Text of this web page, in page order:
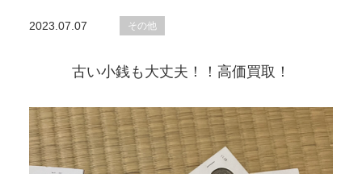
2023.07.07 その他
古い小銭も大丈夫！！高価買取！